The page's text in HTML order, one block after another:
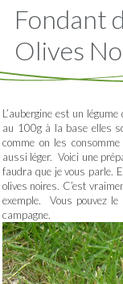
Fondant
Olives
L’aubergine est un
au 100g à la base elles
comme on les
aussi léger. Voici une
faudra que je vous parle.
olives noires. C’est
exemple. Vous pouvez
campagne.